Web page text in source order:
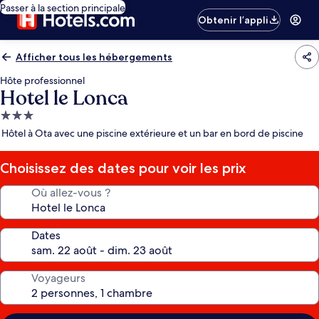
Passer à la section principale
Obtenir l’appli
Afficher tous les hébergements
Hôte professionnel
Hotel le Lonca
Hébergement
3.0 étoiles
Hôtel à Ota avec une piscine extérieure et un bar en bord de piscine
Choisissez des dates pour voir les prix
Où allez-vous ?
Dates
Voyageurs